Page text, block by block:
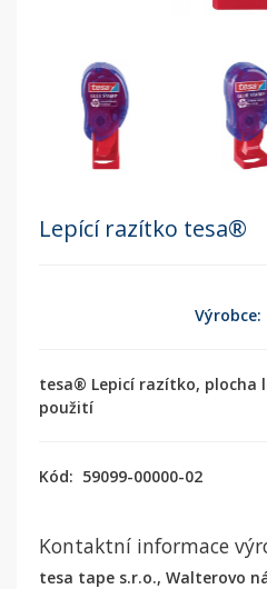
Lepící razítko tesa®
Výrobce:
tesa® Lepicí razítko, plocha
použití
Kód: 59099-00000-02
Kontaktní informace
tesa tape s.r.o., Walterovo